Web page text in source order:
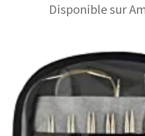
Disponible sur